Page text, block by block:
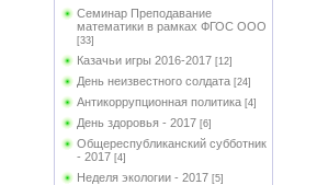
Семинар Преподавание
математики в рамках ФГОС ООО
[33]
Казачьи игры 2016-2017 [12]
День неизвестного солдата [24]
Антикоррупционная политика [4]
День здоровья - 2017 [6]
Общереспубликанский субботник
- 2017 [4]
Неделя экологии - 2017 [5]